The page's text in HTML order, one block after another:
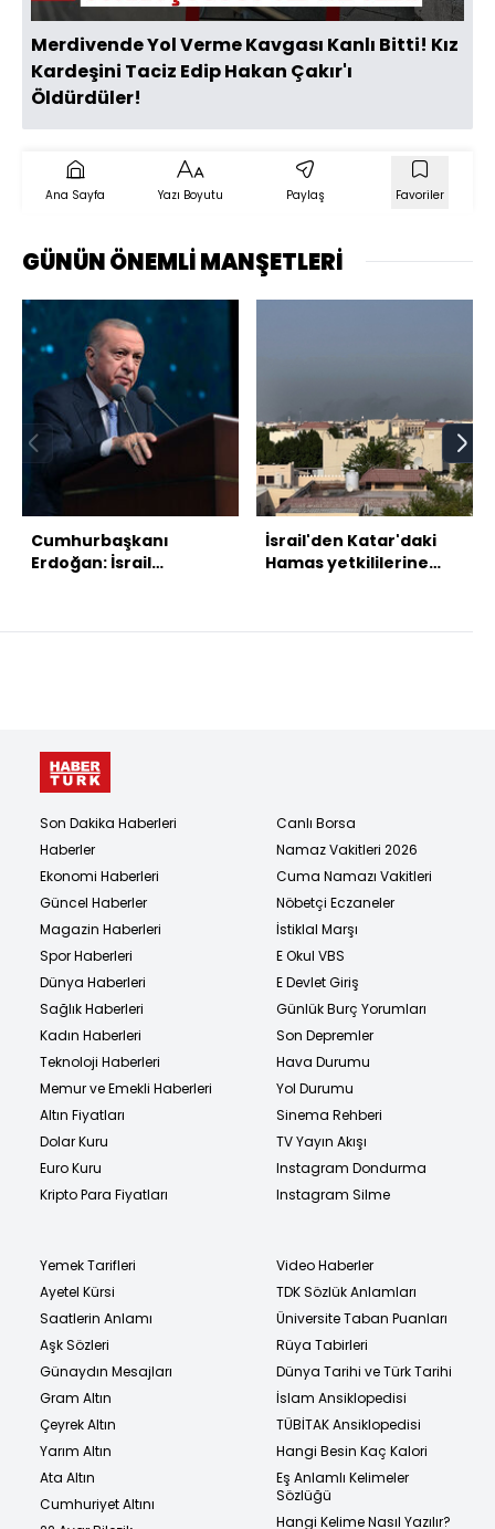
Merdivende Yol Verme Kavgası Kanlı Bitti! Kız
Kardeşini Taciz Edip Hakan Çakır'ı
Öldürdüler!
Ana Sayfa Yazı Boyutu Paylaş Favoriler
GÜNÜN ÖNEMLİ MANŞETLERİ
Cumhurbaşkanı
Erdoğan: İsrail
İsrail'den Katar'daki
Hamas yetkililerine
Son Dakika Haberleri
Haberler
Ekonomi Haberleri
Güncel Haberler
Magazin Haberleri
Spor Haberleri
Dünya Haberleri
Sağlık Haberleri
Kadın Haberleri
Teknoloji Haberleri
Memur ve Emekli Haberleri
Altın Fiyatları
Dolar Kuru
Euro Kuru
Kripto Para Fiyatları
Canlı Borsa
Namaz Vakitleri 2026
Cuma Namazı Vakitleri
Nöbetçi Eczaneler
İstiklal Marşı
E Okul VBS
E Devlet Giriş
Günlük Burç Yorumları
Son Depremler
Hava Durumu
Yol Durumu
Sinema Rehberi
TV Yayın Akışı
Instagram Dondurma
Instagram Silme
Yemek Tarifleri
Ayetel Kürsi
Saatlerin Anlamı
Aşk Sözleri
Günaydın Mesajları
Gram Altın
Çeyrek Altın
Yarım Altın
Ata Altın
Cumhuriyet Altını
Video Haberler
TDK Sözlük Anlamları
Üniversite Taban Puanları
Rüya Tabirleri
Dünya Tarihi ve Türk Tarihi
İslam Ansiklopedisi
TÜBİTAK Ansiklopedisi
Hangi Besin Kaç Kalori
Eş Anlamlı Kelimeler
Sözlüğü
Hangi Kelime Nasıl Yazılır?